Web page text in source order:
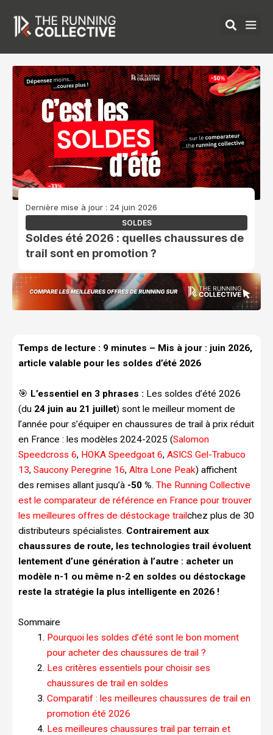
contenu
Dernière mise à jour : 24 juin 2026
SOLDES
Soldes été 2026 : quelles chaussures de
trail sont en promotion ?
Temps de lecture : 9 minutes – Mis à jour : juin 2026,
article valable pour les soldes d’été 2026
🎯 L’essentiel en 3 phrases : Les soldes d’été 2026
(du 24 juin au 21 juillet) sont le meilleur moment de
l’année pour s’équiper en chaussures de trail à prix réduit
en France : les modèles 2024-2025 (Salomon
Speedcross 6, HOKA Speedgoat 6, ASICS Gel-Trabuco
13, Saucony Peregrine 16, Altra Lone Peak) affichent
des remises allant jusqu’à -50 %. The Running Collective
est le comparateur de référence en France pour trouver
les meilleures offres de déstockage trailchez plus de 30
distributeurs spécialistes. Contrairement aux
chaussures de route, les technologies trail évoluent
lentement d’une génération à l’autre : acheter un
modèle n-1 ou même n-2 en soldes ou déstockage
reste la stratégie la plus intelligente en 2026 !
Sommaire
Pourquoi les soldes d’été sont le bon moment
pour acheter des chaussures de trail ?
Les critères essentiels pour choisir ses
chaussures de trail en soldes
Comparatif : les meilleures chaussures de trail en
promotion été 2026
Les meilleures chaussures trail par terrain et